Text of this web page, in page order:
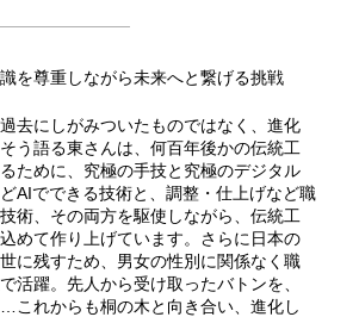
を尊重しながら未来へと繋げる挑戦
過去にしがみついたものではなく、進化
う語る東さんは、何百年後かの伝統工
ために、究極の手技と究極のデジタル
AIでできる技術と、調整・仕上げなど職
術、その両方を駆使しながら、伝統工
めて作り上げています。さらに日本の
に残すため、男女の性別に関係なく職
活躍。先人から受け取ったバトンを、
これからも桐の木と向き合い、進化し